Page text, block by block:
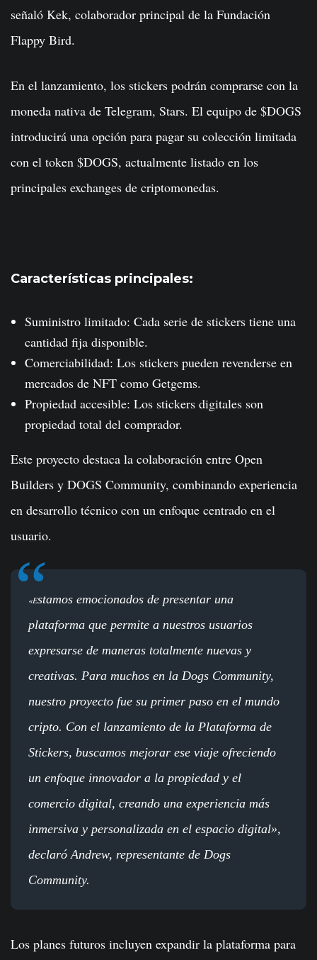
señaló Kek, colaborador principal de la Fundación
Flappy Bird.
En el lanzamiento, los stickers podrán comprarse con la
moneda nativa de Telegram, Stars. El equipo de $DOGS
introducirá una opción para pagar su colección limitada
con el token $DOGS, actualmente listado en los
principales exchanges de criptomonedas.
Características principales:
Suministro limitado: Cada serie de stickers tiene una
cantidad fija disponible.
Comerciabilidad: Los stickers pueden revenderse en
mercados de NFT como Getgems.
Propiedad accesible: Los stickers digitales son
propiedad total del comprador.
Este proyecto destaca la colaboración entre Open
Builders y DOGS Community, combinando experiencia
en desarrollo técnico con un enfoque centrado en el
usuario.
«Estamos emocionados de presentar una
plataforma que permite a nuestros usuarios
expresarse de maneras totalmente nuevas y
creativas. Para muchos en la Dogs Community,
nuestro proyecto fue su primer paso en el mundo
cripto. Con el lanzamiento de la Plataforma de
Stickers, buscamos mejorar ese viaje ofreciendo
un enfoque innovador a la propiedad y el
comercio digital, creando una experiencia más
inmersiva y personalizada en el espacio digital»,
declaró Andrew, representante de Dogs
Community.
Los planes futuros incluyen expandir la plataforma para